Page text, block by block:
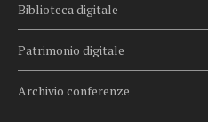
Biblioteca digitale
Patrimonio digitale
Archivio conferenze